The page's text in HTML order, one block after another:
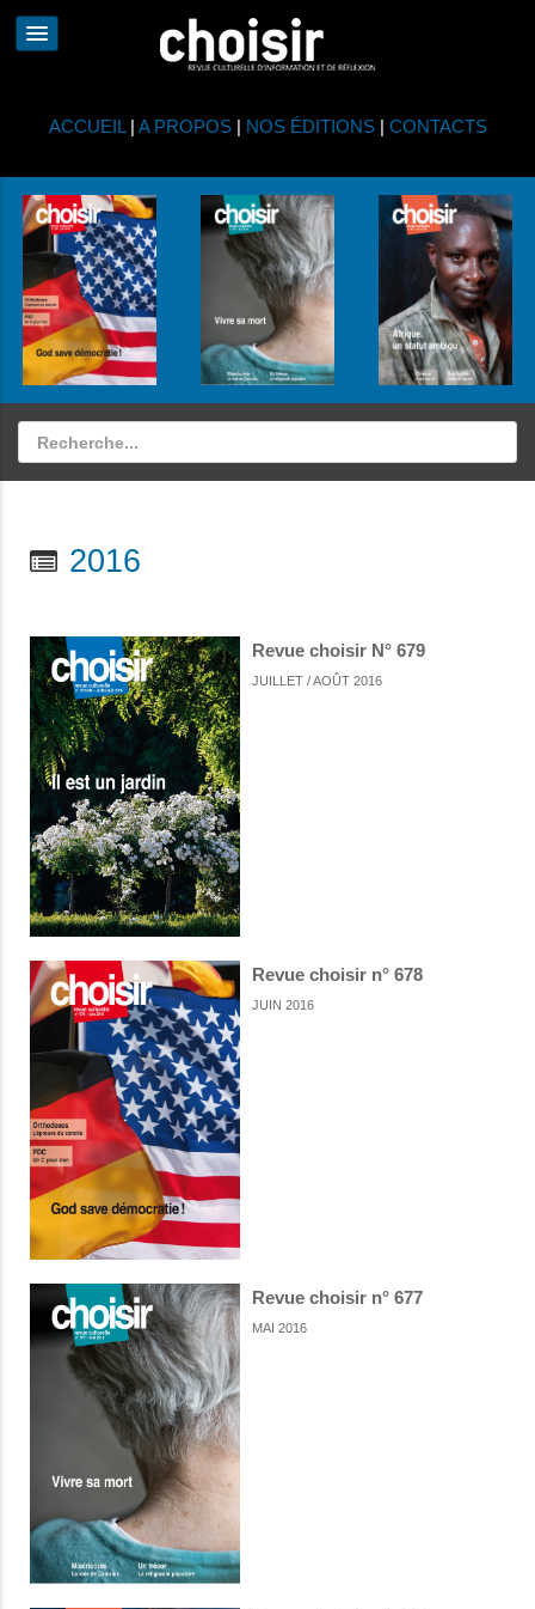
ACCUEIL | A PROPOS| NOS ÉDITIONS| CONTACTS
2016
Revue choisir N° 679
JUILLET / AOÛT 2016
Revue choisir n° 678
JUIN 2016
Revue choisir n° 677
MAI 2016